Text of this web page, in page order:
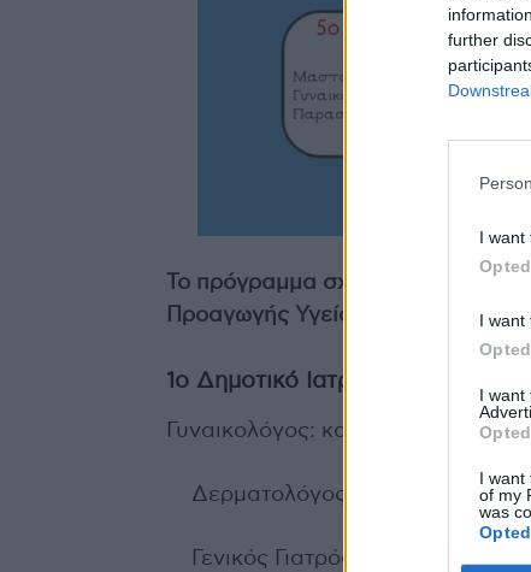
further
I want
I want
I want
I want
of my
was
Το πρόγραμμα σχεδιάστηκε και
Προαγωγής Υγείας και Δημόσιας
1ο Δημοτικό Ιατρείο, Σόλωνος
Γυναικολόγος: καθημερινά 9:00-
Δερματολόγος: καθημερινά
Γενικός Γιατρός για PSA: